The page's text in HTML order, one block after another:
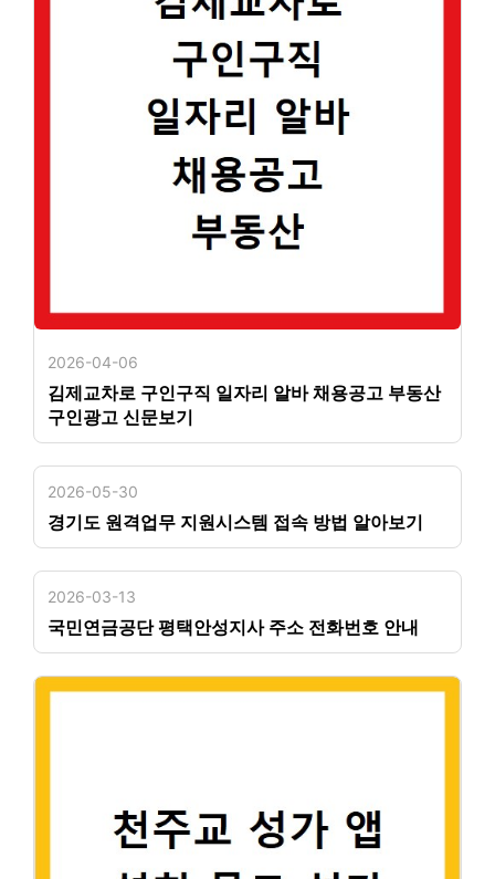
2026-04-06
김제교차로 구인구직 일자리 알바 채용공고 부동산
구인광고 신문보기
2026-05-30
경기도 원격업무 지원시스템 접속 방법 알아보기
2026-03-13
국민연금공단 평택안성지사 주소 전화번호 안내